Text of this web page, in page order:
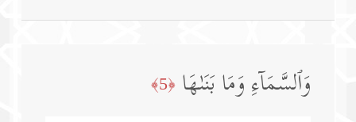
وَٱلسَّمَاۤءِ وَمَا بَنَىٰهَا ﴿5﴾